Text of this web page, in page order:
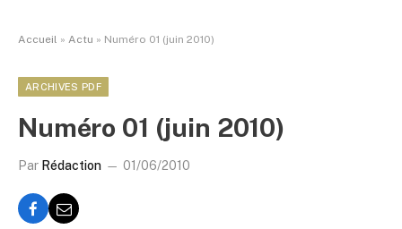
Accueil » Actu » Numéro 01 (juin 2010)
ARCHIVES PDF
Numéro 01 (juin 2010)
Par Rédaction 01/06/2010